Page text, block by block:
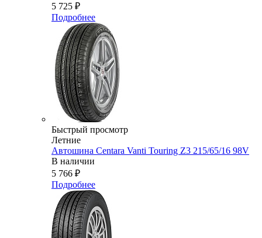
5 725 ₽
Подробнее
Быстрый просмотр
Летние
Автошина Centara Vanti Touring Z3 215/65/16 98V
В наличии
5 766 ₽
Подробнее